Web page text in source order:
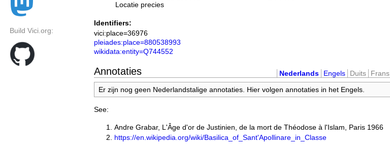
Build Vici.org:
Locatie precies
Identifiers:
vici:place=36976
pleiades:place=880538993
wikidata:entity=Q744552
Annotaties Nederlands Engels Duits
Frans
Er zijn nog geen Nederlandstalige annotaties. Hier volgen annotaties in het Engels.
See:
Andre Grabar, L'Âge d'or de Justinien, de la mort de Théodose à l'Islam, Paris 1966
https://en.wikipedia.org/wiki/Basilica_of_Sant'Apollinare_in_Classe